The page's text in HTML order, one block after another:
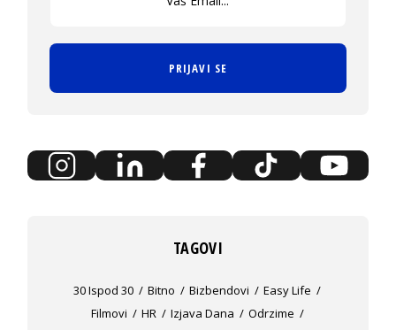
PRIJAVI SE
TAGOVI
30 Ispod 30 Bitno Bizbendovi
Easy Life
Filmovi
HR Izjava Dana
Odrzime